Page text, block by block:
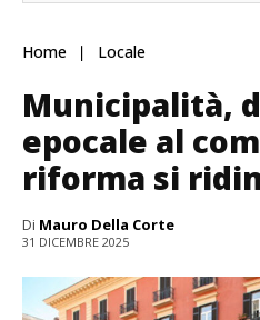
Home Locale
Municipalità,
epocale al
riforma si
Di Mauro Della Corte
31 DICEMBRE 2025